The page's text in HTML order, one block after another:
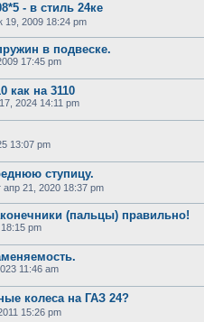
- в стиль 24ке
19, 2009 18:24 pm
в подвеске.
17:45 pm
как на 3110
2024 14:11 pm
13:07 pm
ступицу.
апр 21, 2020 18:37 pm
(пальцы) правильно!
pm
11:46 am
колеса на ГАЗ 24?
15:26 pm